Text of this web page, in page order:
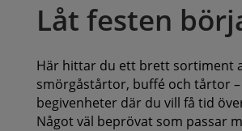
Låt festen
Här hittar du ett brett sortiment
smörgåstårtor, buffé och tårtor
begivenheter där du vill få tid
Något väl beprövat som passar